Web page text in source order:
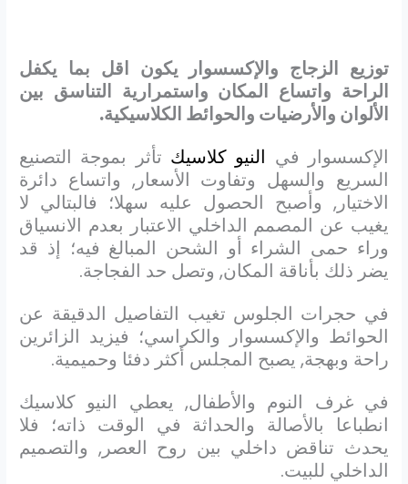
توزيع الزجاج والإكسسوار يكون اقل بما يكفل
الراحة واتساع المكان واستمرارية التناسق بين
الألوان والأرضيات والحوائط الكلاسيكية.
الإكسسوار في النيو كلاسيك تأثر بموجة التصنيع
السريع والسهل وتفاوت الأسعار, واتساع دائرة
الاختيار, وأصبح الحصول عليه سهلا؛ فالبتالي لا
يغيب عن المصمم الداخلي الاعتبار بعدم الانسياق
وراء حمى الشراء أو الشحن المبالغ فيه؛ إذ قد
يضر ذلك بأناقة المكان, وتصل حد الفجاجة.
في حجرات الجلوس تغيب التفاصيل الدقيقة عن
الحوائط والإكسسوار والكراسي؛ فيزيد الزائرين
راحة وبهجة, يصبح المجلس أكثر دفئا وحميمية.
في غرف النوم والأطفال, يعطي النيو كلاسيك
انطباعا بالأصالة والحداثة في الوقت ذاته؛ فلا
يحدث تناقض داخلي بين روح العصر, والتصميم
الداخلي للبيت.